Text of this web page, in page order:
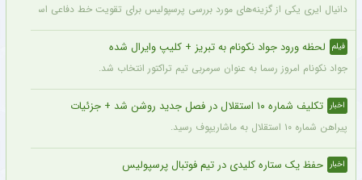
دانیال ایری یکی از گزینه‌های مورد بررسی پرسپولیس برای تقویت خط دفاعی است؛ با
فیلم لحظه ورود جواد نکونام به تبریز + کلیپ وایرال شده
جواد نکونام امروز رسما به عنوان سرمربی تیم تراکتور انتخاب شد.
اخبار تکلیف شماره ۱۰ استقلال در فصل جدید روشن شد + جزئیات
پیراهن شماره ۱۰ استقلال به ماشاریپوف رسید.
اخبار حفظ یک ستاره کلیدی در تیم فوتبال پرسپولیس